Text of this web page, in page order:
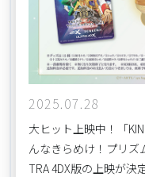
2025.07.28
大ヒット上映中！「
んなきらめけ！プリズ
TRA 4DX版の上映が